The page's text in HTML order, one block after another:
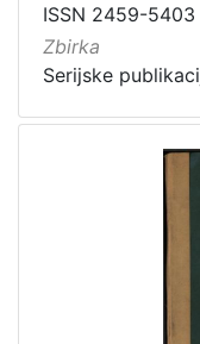
ISSN 2459-5403
Zbirka
Serijske